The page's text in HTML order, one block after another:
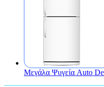
Μεγάλα Ψυγεία Auto